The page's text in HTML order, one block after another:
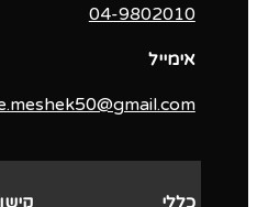
כללי
04-9802010‬
אימייל